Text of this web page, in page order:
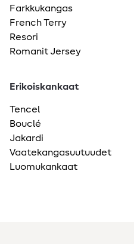
Farkkukangas
French Terry
Resori
Romanit Jersey
Erikoiskankaat
Tencel
Bouclé
Jakardi
Vaatekangasuutuudet
Luomukankaat